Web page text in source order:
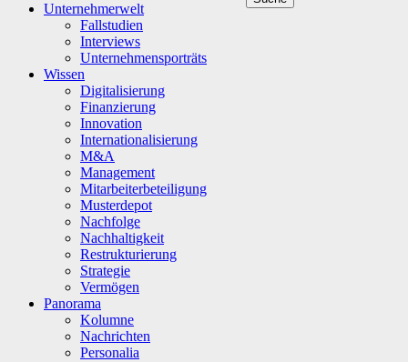
Unternehmerwelt
Fallstudien
Interviews
Unternehmensporträts
Wissen
Digitalisierung
Finanzierung
Innovation
Internationalisierung
M&A
Management
Mitarbeiterbeteiligung
Musterdepot
Nachfolge
Nachhaltigkeit
Restrukturierung
Strategie
Vermögen
Panorama
Kolumne
Nachrichten
Personalia